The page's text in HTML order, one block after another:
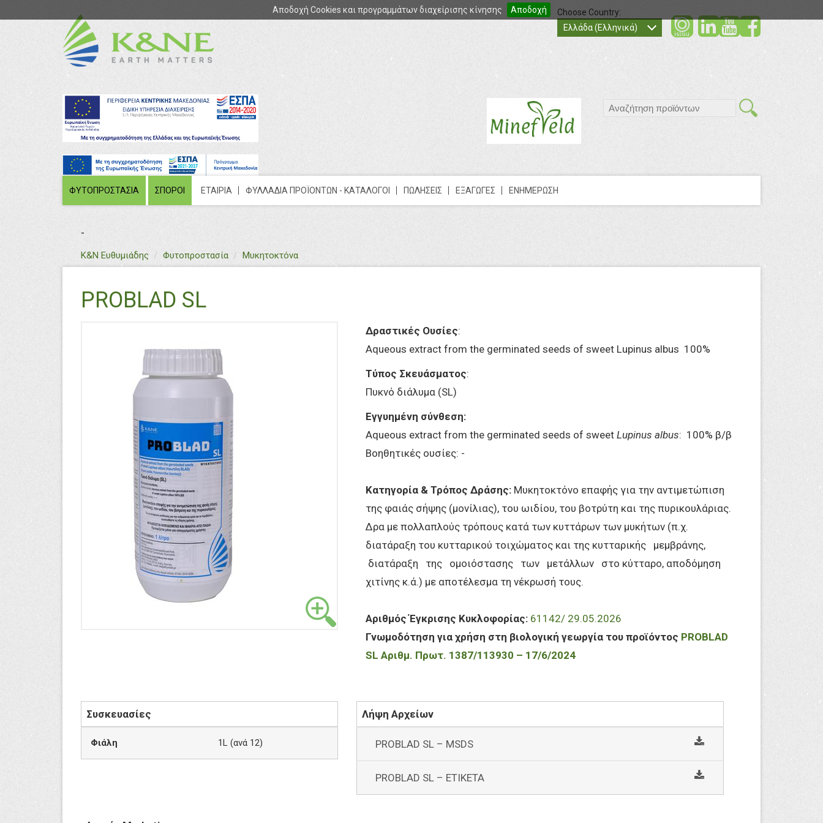
Αποδοχή Cookies και προγραμμάτων διαχείρισης κίνησης Αποδοχή
social
social
Choose Country:
Ελλάδα (Ελληνικά)
search
ΦΥΤΟΠΡΟΣΤΑΣΙΑ ΣΠΟΡΟΙ ΕΤΑΙΡΙΑ ΦΥΛΛΑΔΙΑ ΠΡΟΪΟΝΤΩΝ - ΚΑΤΑΛΟΓΟΙ ΠΩΛΗΣΕΙΣ ΕΞΑΓΩΓΕΣ ΕΝΗΜΕΡΩΣΗ
-
Κ&Ν Ευθυμιάδης textΦυτοπροστασία Μυκητοκτόνα
PROBLAD SL
Δραστικές Ουσίες:
Aqueous extract from the germinated seeds of sweet Lupinus albus 100%
Τύπος Σκευάσματος:
Πυκνό διάλυμα (SL)
Εγγυημένη σύνθεση:
Aqueous extract from the germinated seeds of sweet Lupinus albus: 100% β/β
Βοηθητικές ουσίες: -
Κατηγορία & Τρόπος Δράσης: Μυκητοκτόνο επαφής για την αντιμετώπιση
της φαιάς σήψης (μονίλιας), του ωιδίου, του βοτρύτη και της πυρικουλάριας.
Δρα με πολλαπλούς τρόπους κατά των κυττάρων των μυκήτων (π.χ.
διατάραξη του κυτταρικού τοιχώματος και της κυτταρικής μεμβράνης,
διατάραξη της ομοιόστασης των μετάλλων στο κύτταρο, αποδόμηση
χιτίνης κ.ά.) με αποτέλεσμα τη νέκρωσή τους.
Αριθμός Έγκρισης Κυκλοφορίας: 61142/ 29.05.2026
Γνωμοδότηση για χρήση στη βιολογική γεωργία του προϊόντος PROBLAD
SL Αριθμ. Πρωτ. 1387/113930 – 17/6/2024
Συσκευασίες
Φιάλη 1L (ανά 12)
Λήψη Αρχείων
PROBLAD SL – MSDS
s
c
a
l
PROBLAD SL – ETIKETA
s
c